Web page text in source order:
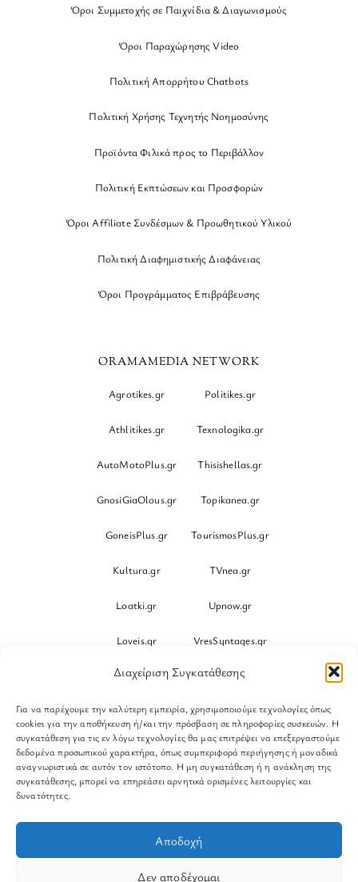
Διαχείριση Συγκατάθεσης
Για να παρέχουμε την καλύτερη εμπειρία, χρησιμοποιούμε τεχνολογίες όπως
cookies για την αποθήκευση ή/και την πρόσβαση σε πληροφορίες συσκευών. Η
συγκατάθεση για τις εν λόγω τεχνολογίες θα μας επιτρέψει να επεξεργαστούμε
δεδομένα προσωπικού χαρακτήρα, όπως συμπεριφορά περιήγησης ή μοναδικά
αναγνωριστικά σε αυτόν τον ιστότοπο. Η μη συγκατάθεση ή η ανάκληση της
συγκατάθεσης, μπορεί να επηρεάσει αρνητικά ορισμένες λειτουργίες και
δυνατότητες.
Αποδοχή
Δεν αποδέχομαι
Όροι Συμμετοχής σε Παιχνίδια & Διαγωνισμούς
Όροι Παραχώρησης Video
Πολιτική Απορρήτου Chatbots
Πολιτική Χρήσης Τεχνητής Νοημοσύνης
Προϊόντα Φιλικά προς το Περιβάλλον
Πολιτική Εκπτώσεων και Προσφορών
Όροι Affiliate Συνδέσμων & Προωθητικού Υλικού
Πολιτική Διαφημιστικής Διαφάνειας
Όροι Προγράμματος Επιβράβευσης
ORAMAMEDIA NETWORK
Agrotikes.gr Politikes.gr
Athlitikes.gr Texnologika.gr
AutoMotoPlus.gr Thisishellas.gr
GnosiGiaOlous.gr Topikanea.gr
GoneisPlus.gr TourismosPlus.gr
Kultura.gr TVnea.gr
Loatki.gr Upnow.gr
Loveis.gr VresSyntages.gr
ModernaGynaika.gr Xristianika.gr
OikonomiaPlus.gr ZoumeKalytera.gr
Oikotropia.gr ZoumeSpiti.gr
Perepet.gr
© 2026Orama Group(Orama Group Μ.Ι.Κ.Ε.) | Α.Φ.Μ.
801086294 – Δ.Ο.Υ. ΚΕΦΟΔΕ Αττικής | Γ.Ε.ΜΗ
148748903000 | Έδρα: Αθήνα, Ελλάδα |